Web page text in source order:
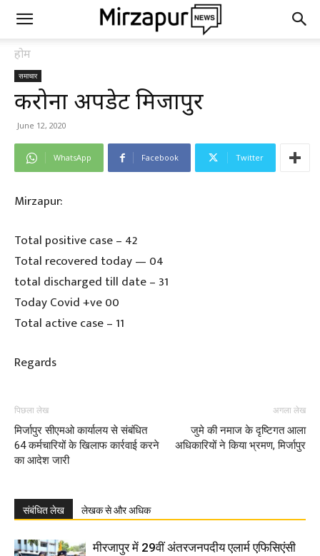
होम
समाचार
करोना अपडेट मिर्जापुर
June 12, 2020
WhatsApp Facebook Twitter
Mirzapur:
Total positive case – 42
Total recovered today — 04
total discharged till date – 31
Today Covid +ve 00
Total active case – 11
Regards
पिछला लेख
मिर्जापुर सीएमओ कार्यालय से संबंधित
64 कर्मचारियों के खिलाफ कार्रवाई करने
का आदेश जारी
अगला लेख
जुमे की नमाज के दृष्टिगत आला
अधिकारियों ने किया भ्रमण, मिर्जापुर
संबंधित लेख लेखक से और अधिक
मीरजापुर में 29वीं अंतरजनपदीय एलार्म एफिसिएंसी